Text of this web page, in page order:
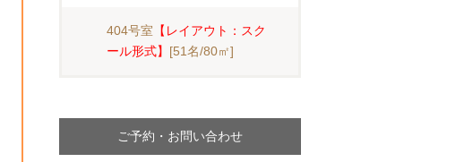
404号室 【レイアウト：スク
ール形式】 [51名/80㎡]
ご予約・お問い合わせ